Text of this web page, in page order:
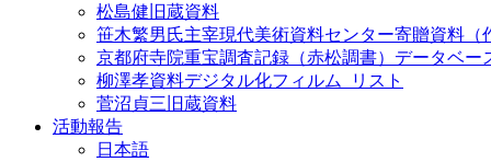
松島健旧蔵資料
笹木繁男氏主宰現代美術資料センター寄贈資料（
京都府寺院重宝調査記録（赤松調書）データベー
柳澤孝資料デジタル化フィルム_リスト
菅沼貞三旧蔵資料
活動報告
日本語